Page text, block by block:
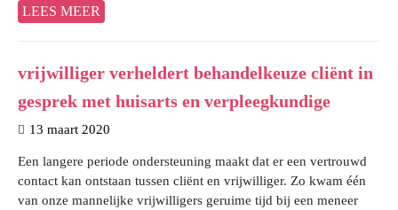
LEES MEER
vrijwilliger verheldert behandelkeuze cliënt in
gesprek met huisarts en verpleegkundige
13 maart 2020
Een langere periode ondersteuning maakt dat er een vertrouwd
contact kan ontstaan tussen cliënt en vrijwilliger. Zo kwam één
van onze mannelijke vrijwilligers geruime tijd bij een meneer